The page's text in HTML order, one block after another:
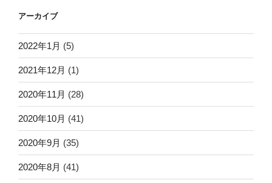
アーカイブ
2022年1月 (5)
2021年12月 (1)
2020年11月 (28)
2020年10月 (41)
2020年9月 (35)
2020年8月 (41)